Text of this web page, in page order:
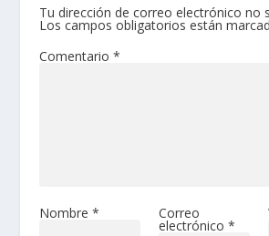
Tu dirección de correo electrónico no
Los campos obligatorios están
Comentario *
Nombre * Correo
electrónico *